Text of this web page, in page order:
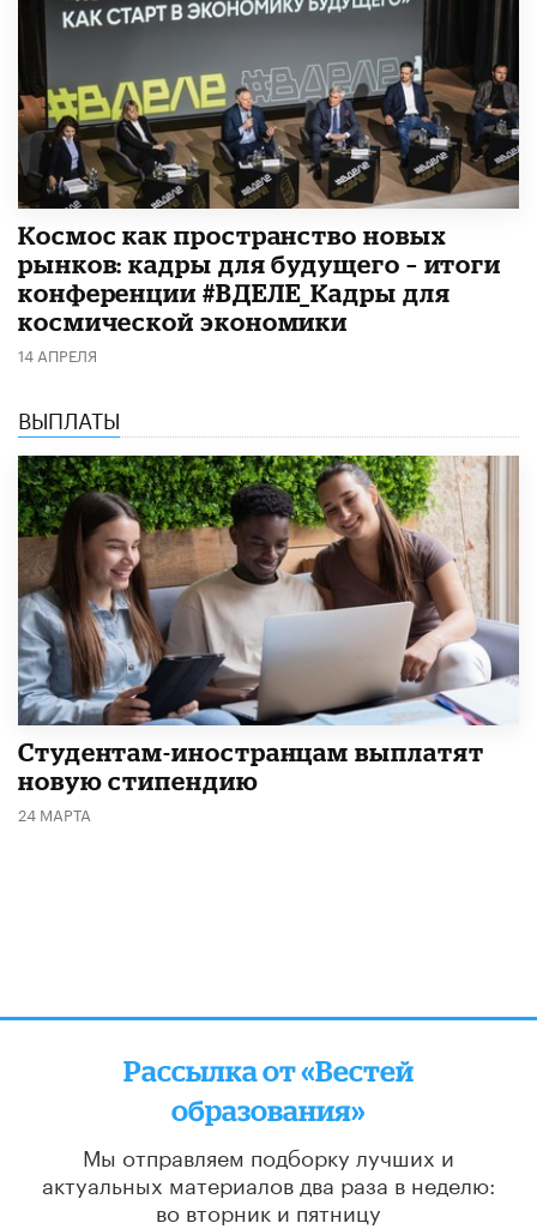
Космос как пространство новых
рынков: кадры для будущего – итоги
конференции #ВДЕЛЕ_Кадры для
космической экономики
14 АПРЕЛЯ
ВЫПЛАТЫ
Студентам-иностранцам выплатят
новую стипендию
24 МАРТА
Рассылка от «Вестей
образования»
Мы отправляем подборку лучших и
актуальных материалов два раза в неделю:
во вторник и пятницу